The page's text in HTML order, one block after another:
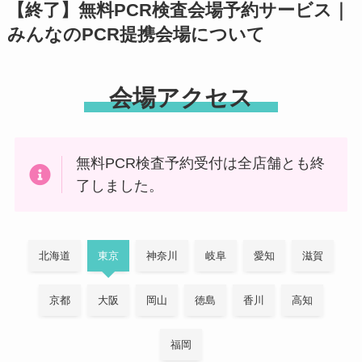
【終了】無料PCR検査会場予約サービス｜
みんなのPCR提携会場について
会場アクセス
無料PCR検査予約受付は全店舗とも終
了しました。
北海道 東京 神奈川 岐阜 愛知 滋賀
京都 大阪 岡山 徳島 香川 高知
福岡